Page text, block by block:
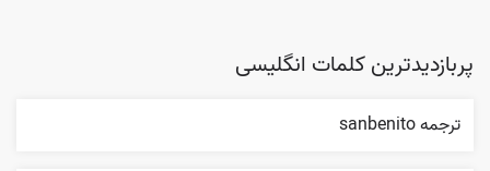
پربازدیدترین کلمات انگلیسی
ترجمه sanbenito